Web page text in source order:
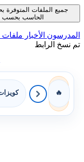
جميع الملفات
الحاسب بحسب
المدرسون الأخبار ملفات
تم نسخ الرابط
🔥